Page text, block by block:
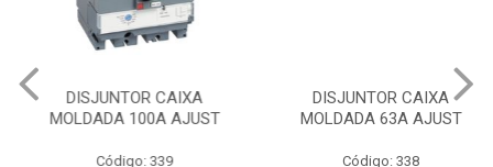
DISJUNTOR CAIXA
MOLDADA 100A AJUST
Código: 339
DISJUNTOR CAIXA
MOLDADA 63A AJUST
Código: 338